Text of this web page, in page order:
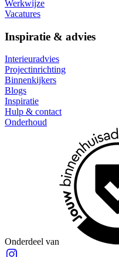
Werkwijze
Vacatures
Inspiratie & advies
Interieuradvies
Projectinrichting
Binnenkijkers
Blogs
Inspiratie
Hulp & contact
Onderhoud
Onderdeel van